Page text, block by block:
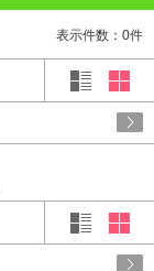
表示件数：0件